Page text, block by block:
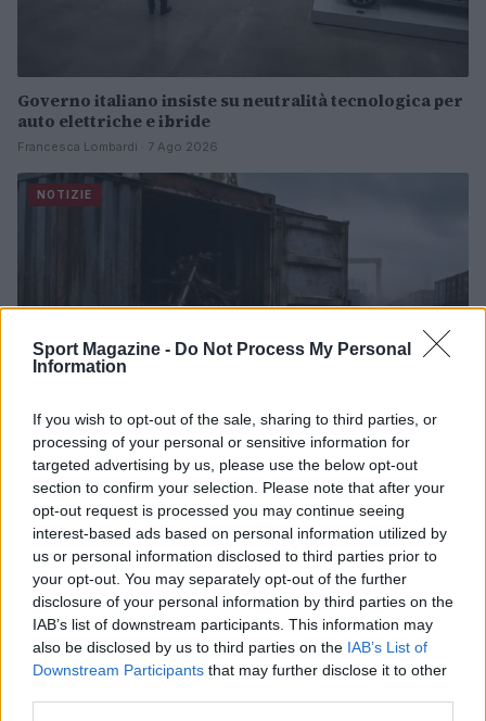
Sport Magazine - Do Not Process My Personal
Information
If you wish to opt-out of the sale, sharing to third parties, or
processing of your personal or sensitive information for
targeted advertising by us, please use the below opt-out
section to confirm your selection. Please note that after your
opt-out request is processed you may continue seeing
interest-based ads based on personal information utilized by
us or personal information disclosed to third parties prior to
your opt-out. You may separately opt-out of the further
disclosure of your personal information by third parties on the
IAB’s list of downstream participants. This information may
also be disclosed by us to third parties on the IAB’s List of
Downstream Participants that may further disclose it to other
Governo italiano insiste su neutralità tecnologica per
auto elettriche e ibride
Francesca Lombardi · 7 Ago 2026
NOTIZIE
Scoperte carcasse di moto e motori in container
destinati al Senegal
Ilaria Mauri · 4 Ago 2026
NOTIZIE